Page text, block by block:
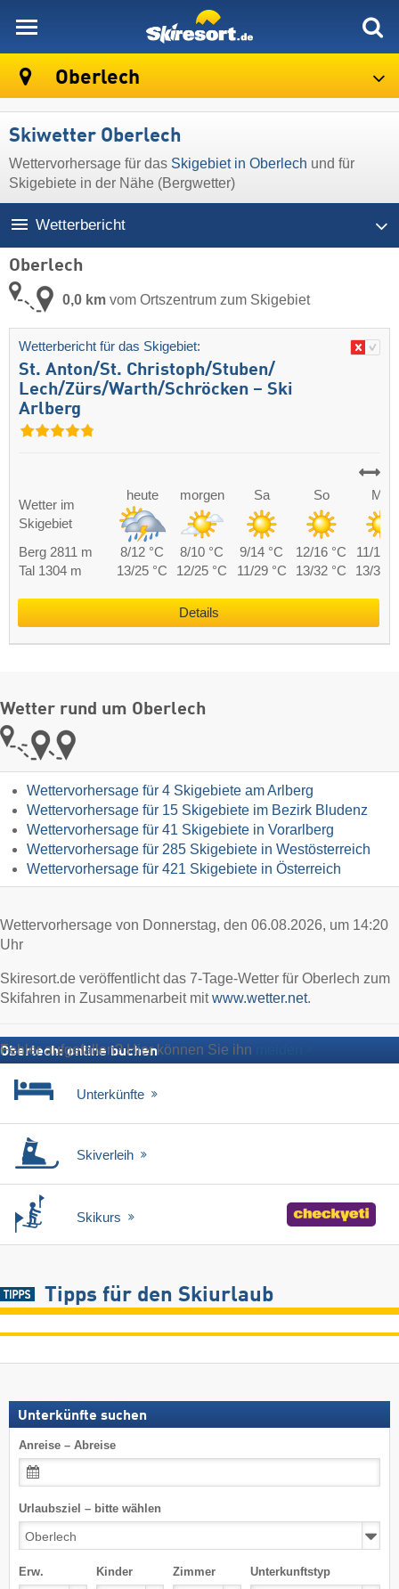
Oberlech
Skiwetter Oberlech
Wettervorhersage für das Skigebiet in Oberlech und für
Skigebiete in der Nähe (Bergwetter)
Wetterbericht
Oberlech
0,0 km vom Ortszentrum zum Skigebiet
Wetterbericht für das Skigebiet:
St. Anton/​St. Christoph/​Stuben/​
Lech/​Zürs/​Warth/​Schröcken – Ski
Arlberg
Wetter im
Skigebiet
heute morgen Sa So Mo
Berg 2811 m 8/12 °C 8/10 °C 9/14 °C 12/16 °C
11/18
Tal 1304 m
13/25 °C 12/25 °C 11/29 °C 13/32 °C 13/31
Details
Wetter rund um Oberlech
Wettervorhersage für 4 Skigebiete am Arlberg
Wettervorhersage für 15 Skigebiete im Bezirk Bludenz
Wettervorhersage für 41 Skigebiete in Vorarlberg
Wettervorhersage für 285 Skigebiete in Westösterreich
Wettervorhersage für 421 Skigebiete in Österreich
Wettervorhersage von Donnerstag, den 06.08.2026, um 14:20
Uhr
Skiresort.de veröffentlicht das 7-Tage-Wetter für Oberlech zum
Skifahren in Zusammenarbeit mitwww.wetter.net.
Fehler aufgefallen? Hier können Sie ihn
Oberlech: online buchen
Unterkünfte
Skiverleih
Skikurs
Tipps für den Skiurlaub
Unterkünfte suchen
Anreise – Abreise
Urlaubsziel – bitte wählen
Erw. Kinder Zimmer Unterkunftstyp